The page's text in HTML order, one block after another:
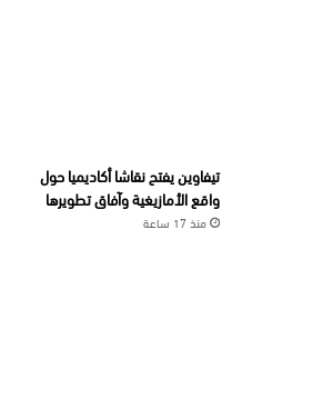
تيفاوين يفتح نقاشا أكاديميا حول
واقع الأمازيغية وآفاق تطويرها
منذ 17 ساعة